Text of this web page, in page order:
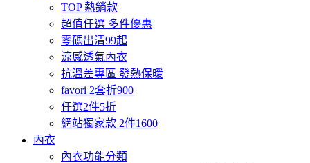
TOP 熱銷款
超值任選 多件優惠
零碼出清99起
涼感透氣內衣
抗溫差專區 發熱保暖
favori 2套折900
任選2件5折
網站獨家款 2件1600
內衣
內衣功能分類